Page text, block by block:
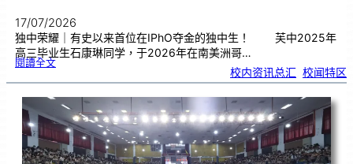
17/07/2026
独中荣耀｜有史以来首位在IPhO夺金的独中生！ 芙中2025年
高三毕业生石康琳同学，于2026年在南美洲哥…
閱讀全文:芙
获
际
物
理
赛
金
牌
！
校内资讯总汇 校闻特区